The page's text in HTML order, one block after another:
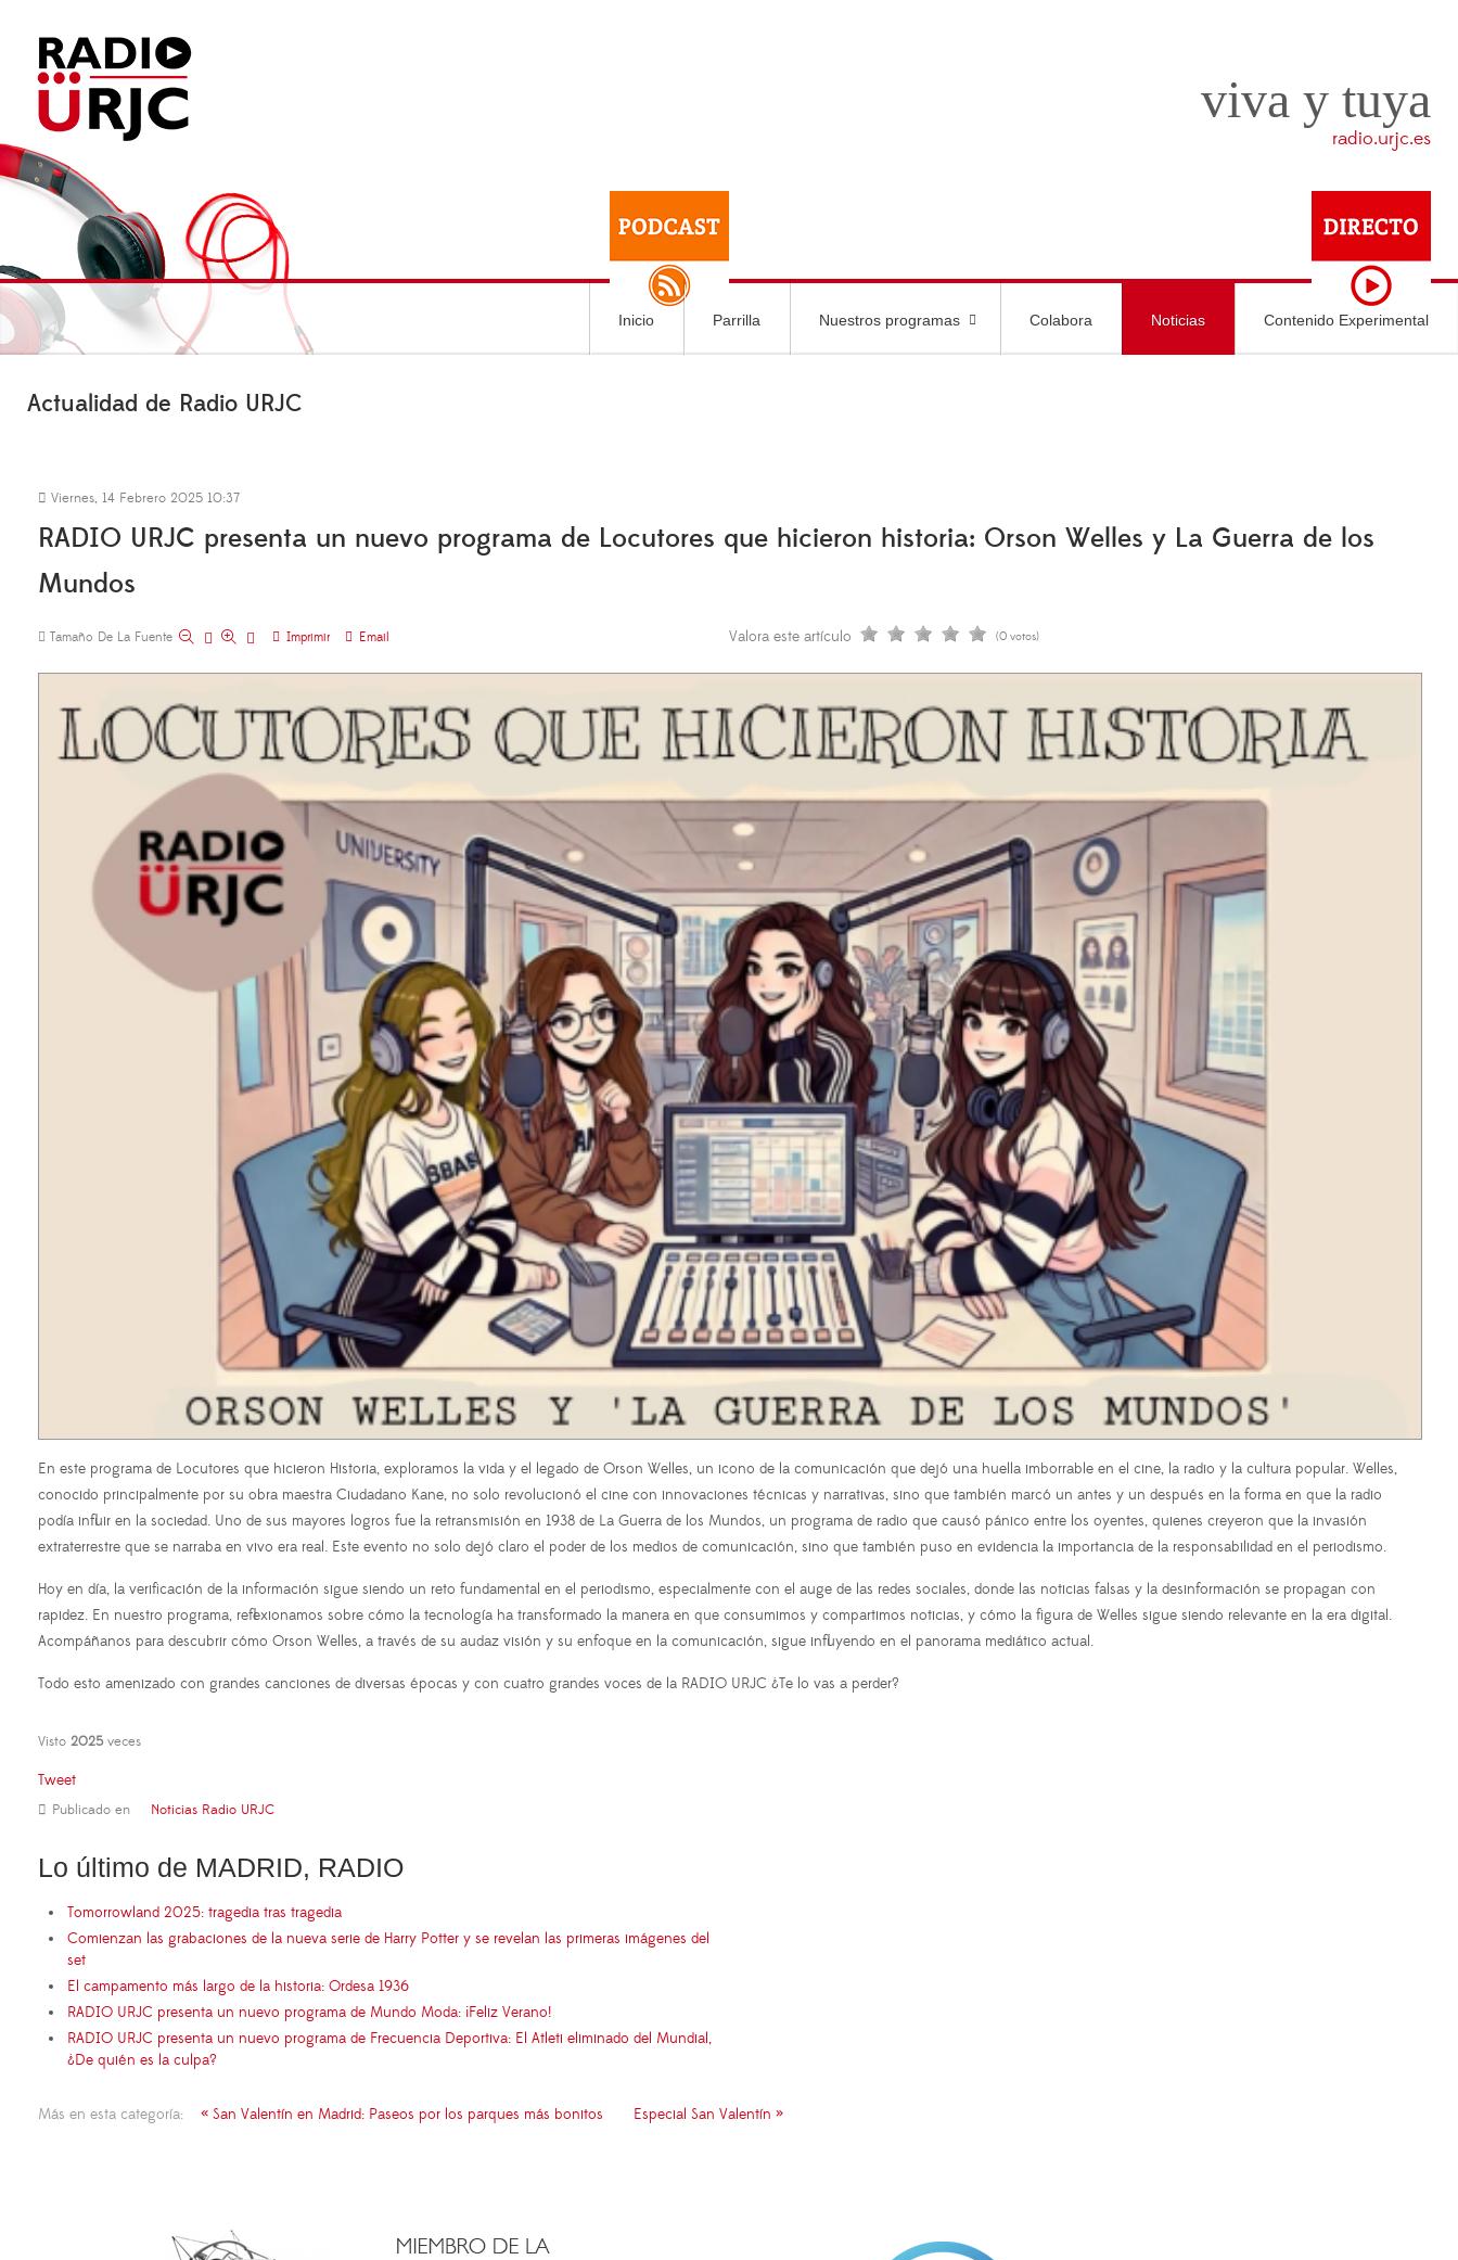
viva y tuya
radio.urjc.es
Inicio Parrilla Nuestros programas Colabora Noticias Contenido Experimental
Actualidad de Radio URJC
Viernes, 14 Febrero 2025 10:37
RADIO URJC presenta un nuevo programa de Locutores que hicieron historia: Orson Welles y La Guerra de los
Mundos
Tamaño De La Fuente Imprimir Email Valora este artículo (0 votos)
En este programa de Locutores que hicieron Historia, exploramos la vida y el legado de Orson Welles, un icono de la comunicación que dejó una huella imborrable en el cine, la radio y la cultura popular. Welles,
conocido principalmente por su obra maestra Ciudadano Kane, no solo revolucionó el cine con innovaciones técnicas y narrativas, sino que también marcó un antes y un después en la forma en que la radio
podía influir en la sociedad. Uno de sus mayores logros fue la retransmisión en 1938 de La Guerra de los Mundos, un programa de radio que causó pánico entre los oyentes, quienes creyeron que la invasión
extraterrestre que se narraba en vivo era real. Este evento no solo dejó claro el poder de los medios de comunicación, sino que también puso en evidencia la importancia de la responsabilidad en el periodismo.
Hoy en día, la verificación de la información sigue siendo un reto fundamental en el periodismo, especialmente con el auge de las redes sociales, donde las noticias falsas y la desinformación se propagan con
rapidez. En nuestro programa, reflexionamos sobre cómo la tecnología ha transformado la manera en que consumimos y compartimos noticias, y cómo la figura de Welles sigue siendo relevante en la era digital.
Acompáñanos para descubrir cómo Orson Welles, a través de su audaz visión y su enfoque en la comunicación, sigue influyendo en el panorama mediático actual.
Todo esto amenizado con grandes canciones de diversas épocas y con cuatro grandes voces de la RADIO URJC ¿Te lo vas a perder?
Visto 2025veces
Tweet
Publicado en Noticias Radio URJC
Lo último de MADRID, RADIO
Tomorrowland 2025: tragedia tras tragedia
Comienzan las grabaciones de la nueva serie de Harry Potter y se revelan las primeras imágenes del
set
El campamento más largo de la historia: Ordesa 1936
RADIO URJC presenta un nuevo programa de Mundo Moda: ¡Feliz Verano!
RADIO URJC presenta un nuevo programa de Frecuencia Deportiva: El Atleti eliminado del Mundial,
¿De quién es la culpa?
Más en esta categoría: « San Valentín en Madrid: Paseos por los parques más bonitos Especial San Valentín »